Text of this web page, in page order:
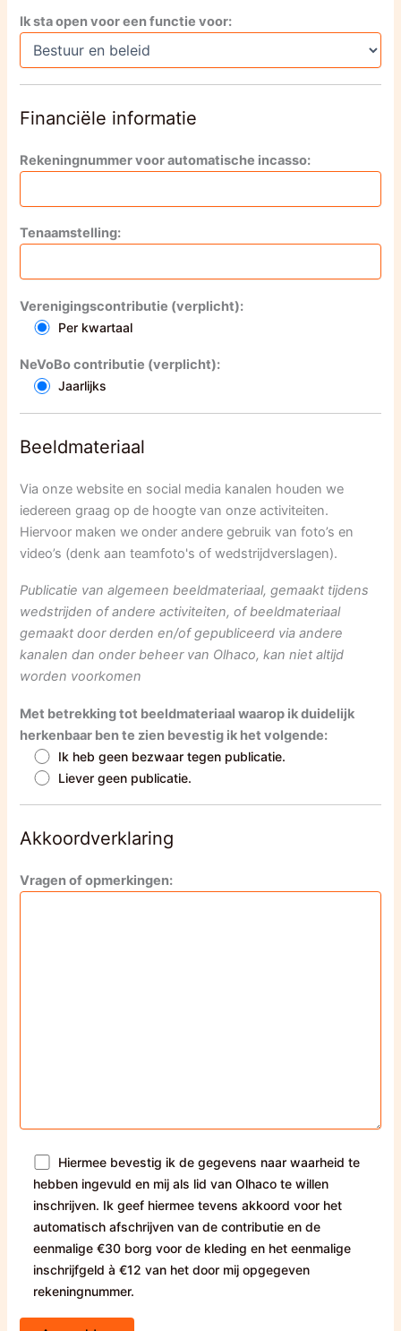
Ik sta open voor een functie voor:
Financiële informatie
Rekeningnummer voor automatische incasso:
Tenaamstelling:
Verenigingscontributie (verplicht):
Per kwartaal
NeVoBo contributie (verplicht):
Jaarlijks
Beeldmateriaal
Via onze website en social media kanalen houden we
iedereen graag op de hoogte van onze activiteiten.
Hiervoor maken we onder andere gebruik van foto’s en
video’s (denk aan teamfoto's of wedstrijdverslagen).
Publicatie van algemeen beeldmateriaal, gemaakt tijdens
wedstrijden of andere activiteiten, of beeldmateriaal
gemaakt door derden en/of gepubliceerd via andere
kanalen dan onder beheer van Olhaco, kan niet altijd
worden voorkomen
Met betrekking tot beeldmateriaal waarop ik duidelijk
herkenbaar ben te zien bevestig ik het volgende:
Ik heb geen bezwaar tegen publicatie.
Liever geen publicatie.
Akkoordverklaring
Vragen of opmerkingen:
Hiermee bevestig ik de gegevens naar waarheid te
hebben ingevuld en mij als lid van Olhaco te willen
inschrijven. Ik geef hiermee tevens akkoord voor het
automatisch afschrijven van de contributie en de
eenmalige €30 borg voor de kleding en het eenmalige
inschrijfgeld à €12 van het door mij opgegeven
rekeningnummer.